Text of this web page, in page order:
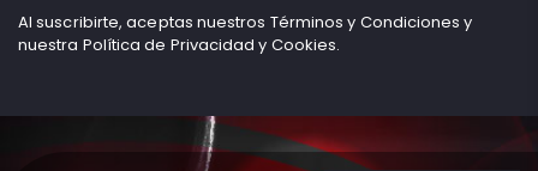
Al suscribirte, aceptas nuestros Términos y Condiciones y
nuestra Política de Privacidad y Cookies.